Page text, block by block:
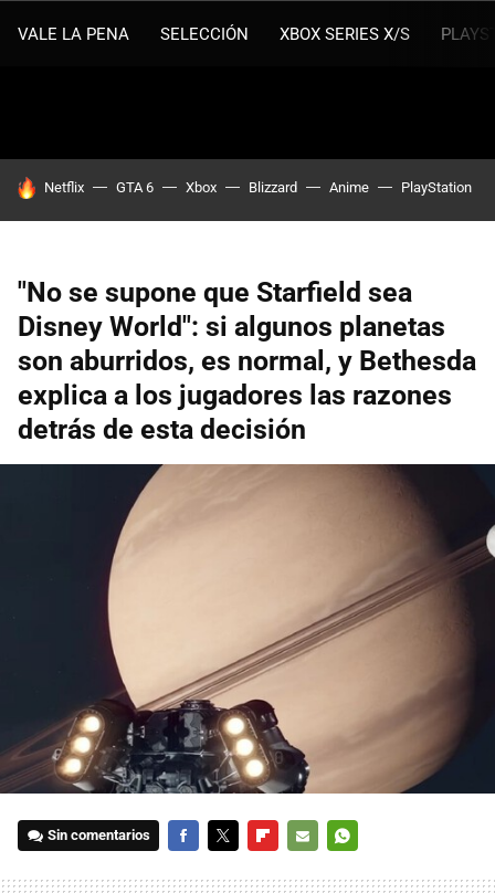
VALE LA PENA SELECCIÓN XBOX SERIES X/S
HOY SE HABLA DE
Netflix GTA 6 Xbox Blizzard Anime PlayStation
"No se supone que Starfield sea
Disney World": si algunos planetas
son aburridos, es normal, y Bethesda
explica a los jugadores las razones
detrás de esta decisión
Sin comentarios